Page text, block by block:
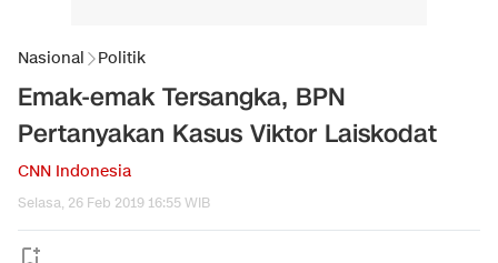
Nasional Politik
Emak-emak Tersangka, BPN
Pertanyakan Kasus Viktor Laiskodat
CNN Indonesia
Selasa, 26 Feb 2019 16:55 WIB